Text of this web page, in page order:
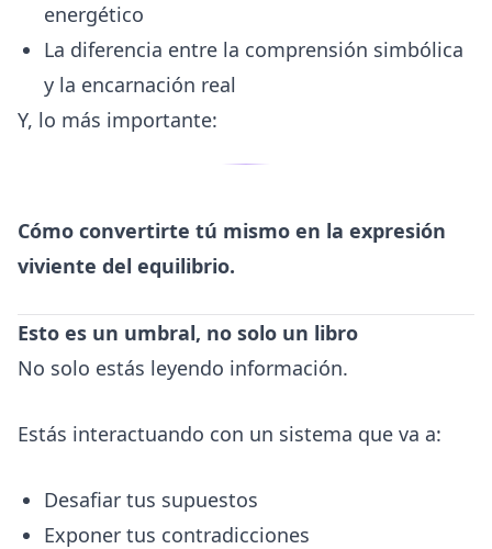
energético
La diferencia entre la comprensión simbólica
y la encarnación real
Y, lo más importante:
Cómo convertirte tú mismo en la expresión
viviente del equilibrio.
Esto es un umbral, no solo un libro
No solo estás leyendo información.
Estás interactuando con un sistema que va a:
Desafiar tus supuestos
Exponer tus contradicciones